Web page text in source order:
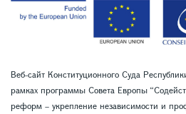
Веб-сайт Конституционного Суда
рамках программы Совета Европы
реформ – укрепление независимости и